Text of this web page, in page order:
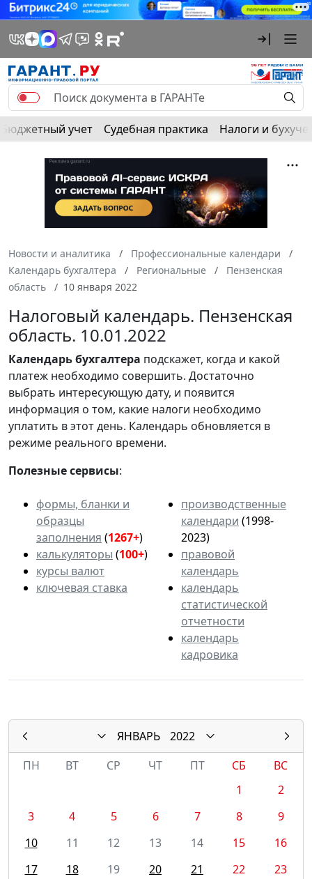
Бюджетный учет Судебная практика Налоги и
Новости и аналитика
Профессиональные календари
Календарь бухгалтера
Региональные
Пензенская
область
10 января 2022
Налоговый календарь. Пензенская
область. 10.01.2022
Календарьбухгалтера подскажет, когда и какой
платеж необходимо совершить. Достаточно
выбрать интересующую дату, и появится
информация о том, какие налоги необходимо
уплатить в этот день. Календарь обновляется в
режиме реального времени.
Полезные сервисы:
формы, бланки и
образцы
заполнения (1267+)
калькуляторы (100+)
курсы валют
ключевая ставка
производственные
календари (1998-
2023)
правовой
календарь
календарь
статистической
отчетности
календарь
кадровика
ЯНВАРЬ
2022
ПН
ВТ СР ЧТ ПТ СБ
ВС
1
2
3
4 5 6 7 8
9
10
11 12 13 14 15
16
17
18 19 20 21 22
23